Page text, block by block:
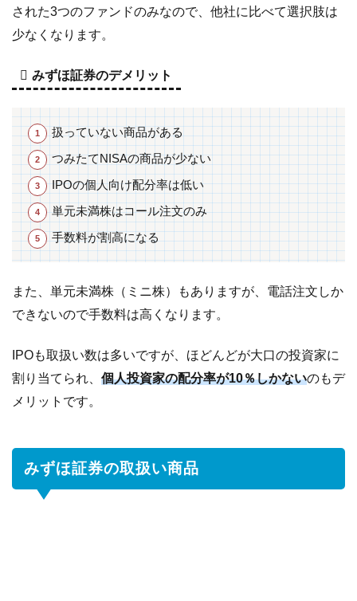
フ
ァ
ン
ラ
6 み
ず
ほ
証
券
の
事
ま
め
された3つのファンドのみなので、他社に比べて選択肢は
少なくなります。
みずほ証券のデメリット
扱っていない商品がある
つみたてNISAの商品が少ない
IPOの個人向け配分率は低い
単元未満株はコール注文のみ
手数料が割高になる
また、単元未満株（ミニ株）もありますが、電話注文しか
できないので手数料は高くなります。
IPOも取扱い数は多いですが、ほどんどが大口の投資家に
割り当てられ、 個人投資家の配分率が10％しかないのもデ
メリットです。
みずほ証券の取扱い商品